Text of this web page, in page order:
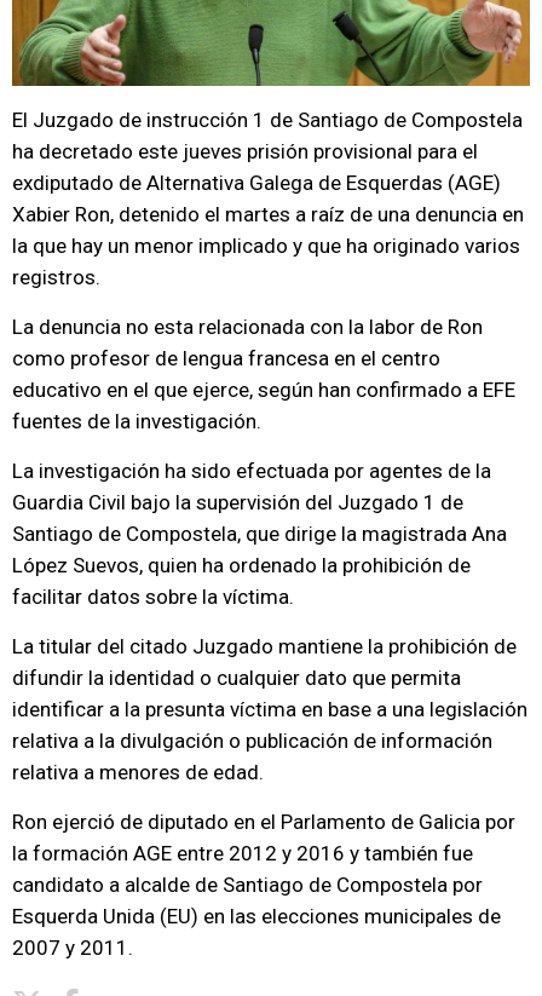
El Juzgado de instrucción 1 de Santiago de Compostela
ha decretado este jueves prisión provisional para el
exdiputado de Alternativa Galega de Esquerdas (AGE)
Xabier Ron, detenido el martes a raíz de una denuncia en
la que hay un menor implicado y que ha originado varios
registros.
La denuncia no esta relacionada con la labor de Ron
como profesor de lengua francesa en el centro
educativo en el que ejerce, según han confirmado a EFE
fuentes de la investigación.
La investigación ha sido efectuada por agentes de la
Guardia Civil bajo la supervisión del Juzgado 1 de
Santiago de Compostela, que dirige la magistrada Ana
López Suevos, quien ha ordenado la prohibición de
facilitar datos sobre la víctima.
La titular del citado Juzgado mantiene la prohibición de
difundir la identidad o cualquier dato que permita
identificar a la presunta víctima en base a una legislación
relativa a la divulgación o publicación de información
relativa a menores de edad.
Ron ejerció de diputado en el Parlamento de Galicia por
la formación AGE entre 2012 y 2016 y también fue
candidato a alcalde de Santiago de Compostela por
Esquerda Unida (EU) en las elecciones municipales de
2007 y 2011.